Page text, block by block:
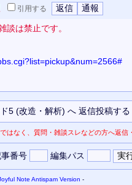
引用する
談は禁止です。
はなく、質問・雑談スレなどの方へ返信
番号 編集パス
Note Antispam Version -